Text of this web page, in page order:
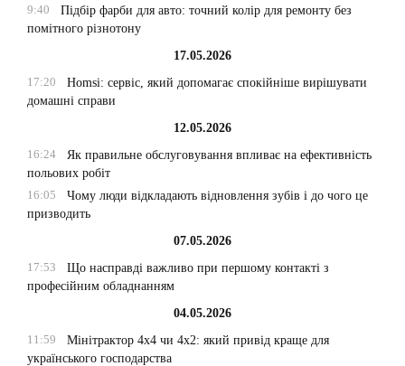
9:40
Підбір фарби для авто: точний колір для ремонту без
помітного різнотону
17.05.2026
17:20
Homsi: сервіс, який допомагає спокійніше вирішувати
домашні справи
12.05.2026
16:24
Як правильне обслуговування впливає на ефективність
польових робіт
16:05
Чому люди відкладають відновлення зубів і до чого це
призводить
07.05.2026
17:53
Що насправді важливо при першому контакті з
професійним обладнанням
04.05.2026
11:59
Мінітрактор 4х4 чи 4х2: який привід краще для
українського господарства